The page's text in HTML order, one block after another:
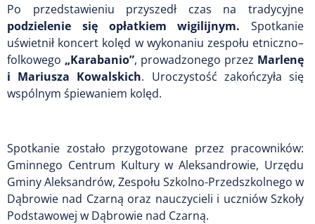
Po przedstawieniu przyszedł czas na tradycyjne
podzielenie się opłatkiem wigilijnym. Spotkanie
uświetnił koncert kolęd w wykonaniu zespołu etniczno–
folkowego „Karabanio”, prowadzonego przez Marlenę
i Mariusza Kowalskich. Uroczystość zakończyła się
wspólnym śpiewaniem kolęd.
Spotkanie zostało przygotowane przez pracowników:
Gminnego Centrum Kultury w Aleksandrowie, Urzędu
Gminy Aleksandrów, Zespołu Szkolno-Przedszkolnego w
Dąbrowie nad Czarną oraz nauczycieli i uczniów Szkoły
Podstawowej w Dąbrowie nad Czarną.